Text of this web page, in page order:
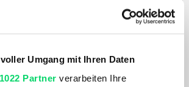
Umgang mit Ihren Daten
Partner verarbeiten Ihre
159,99 €